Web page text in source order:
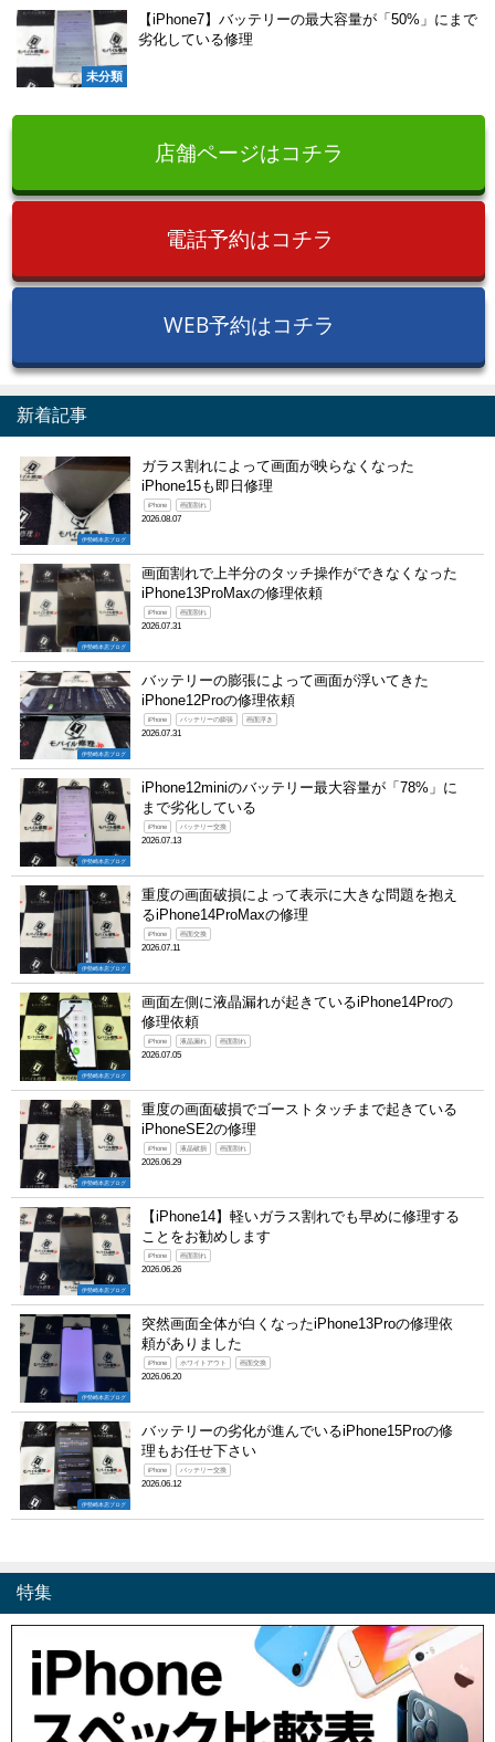
未分類
【iPhone7】バッテリーの最大容量が「50%」にまで
劣化している修理
店舗ページはコチラ
電話予約はコチラ
WEB予約はコチラ
新着記事
伊勢崎本店ブログ
ガラス割れによって画面が映らなくなった
iPhone15も即日修理
iPhone 画面割れ
2026.08.07
伊勢崎本店ブログ
画面割れで上半分のタッチ操作ができなくなった
iPhone13ProMaxの修理依頼
iPhone 画面割れ
2026.07.31
伊勢崎本店ブログ
バッテリーの膨張によって画面が浮いてきた
iPhone12Proの修理依頼
iPhone バッテリーの膨張 画面浮き
2026.07.31
伊勢崎本店ブログ
iPhone12miniのバッテリー最大容量が「78%」に
まで劣化している
iPhone バッテリー交換
2026.07.13
伊勢崎本店ブログ
重度の画面破損によって表示に大きな問題を抱え
るiPhone14ProMaxの修理
iPhone 画面交換
2026.07.11
伊勢崎本店ブログ
画面左側に液晶漏れが起きているiPhone14Proの
修理依頼
iPhone 液晶漏れ 画面割れ
2026.07.05
伊勢崎本店ブログ
重度の画面破損でゴーストタッチまで起きている
iPhoneSE2の修理
iPhone 液晶破損 画面割れ
2026.06.29
伊勢崎本店ブログ
【iPhone14】軽いガラス割れでも早めに修理する
ことをお勧めします
iPhone 画面割れ
2026.06.26
伊勢崎本店ブログ
突然画面全体が白くなったiPhone13Proの修理依
頼がありました
iPhone ホワイトアウト 画面交換
2026.06.20
伊勢崎本店ブログ
バッテリーの劣化が進んでいるiPhone15Proの修
理もお任せ下さい
iPhone バッテリー交換
2026.06.12
特集